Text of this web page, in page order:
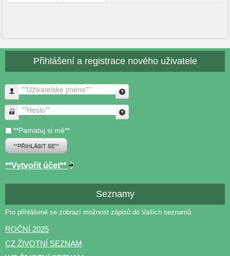
Přihlášení a registrace nového uživatele
**Uživatelské jméno**
**Heslo**
**Pamatuj si mě**
**PŘIHLÁSIT SE**
**Vytvořit účet**
Seznamy
Pro přihlášené se zobrazí možnost zápisů do Vašich seznamů.
ROČNÍ 2025
CZ ŽIVOTNÍ SEZNAM